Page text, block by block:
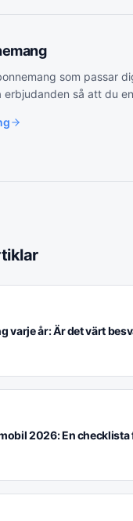
som passar
erbjudanden så att du
varje år: Är det värt
2026: En